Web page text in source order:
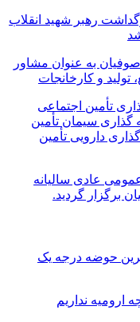
رهبر شهید انقلاب
به عنوان مشاور
تولید و کارخانجات
تأمین اجتماعی
سیمان تأمین
دارویی تأمین
عادی سالیانه
برگزار گردید.
حوضه‌ درجه یک
ارومیه نداریم